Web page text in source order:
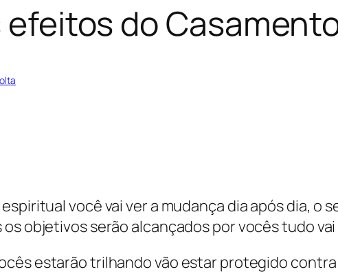
efeitos do
você vai ver a mudança dia após dia,
objetivos serão alcançados por vocês tudo
estarão trilhando vão estar protegido